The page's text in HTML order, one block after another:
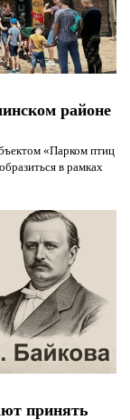
районе
«Парком птиц
в рамках
принять
и